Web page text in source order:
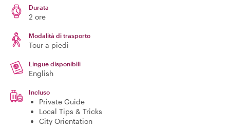
Durata
2 ore
Modalità di trasporto
Tour a piedi
Lingue disponibili
English
Incluso
Private Guide
Local Tips & Tricks
City Orientation